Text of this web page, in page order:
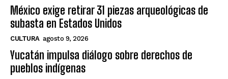
México exige retirar 31 piezas arqueológicas de
subasta en Estados Unidos
CULTURA agosto 9, 2026
Yucatán impulsa diálogo sobre derechos de
pueblos indígenas